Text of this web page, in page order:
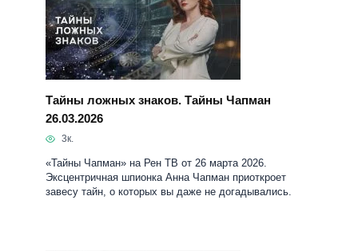
26.03.2026
3к.
«Тайны Чапман» на Рен ТВ от 26 марта 2026.
Эксцентричная шпионка Анна Чапман приоткроет